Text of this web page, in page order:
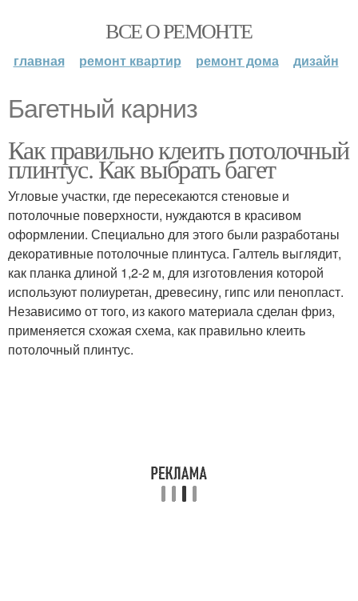
ВСЕ О РЕМОНТЕ
главная ремонт квартир ремонт дома дизайн
Багетный карниз
Как правильно клеить потолочный
плинтус. Как выбрать багет
Угловые участки, где пересекаются стеновые и
потолочные поверхности, нуждаются в красивом
оформлении. Специально для этого были разработаны
декоративные потолочные плинтуса. Галтель выглядит,
как планка длиной 1,2-2 м, для изготовления которой
используют полиуретан, древесину, гипс или пенопласт.
Независимо от того, из какого материала сделан фриз,
применяется схожая схема, как правильно клеить
потолочный плинтус.